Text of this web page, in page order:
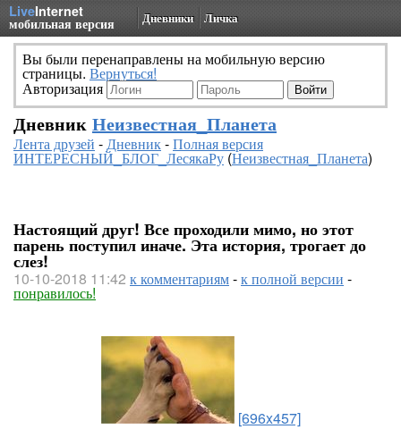
LiveInternet
мобильная версия Дневники Личка
Вы были перенаправлены на мобильную версию
страницы. Вернуться!
Авторизация
Дневник Неизвестная_Планета
Лента друзей -Дневник-Полная версия
ИНТЕРЕСНЫЙ_БЛОГ_ЛесякаРу(Неизвестная_Планета)
Настоящий друг! Все проходили мимо, но этот
парень поступил иначе. Эта история, трогает до
слез!
10-10-2018 11:42 к комментариям-к полной версии -
понравилось!
[696x457]